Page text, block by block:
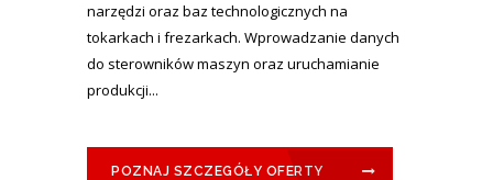
narzędzi oraz baz technologicznych na
tokarkach i frezarkach. Wprowadzanie danych
do sterowników maszyn oraz uruchamianie
produkcji...
POZNAJ SZCZEGÓŁY OFERTY